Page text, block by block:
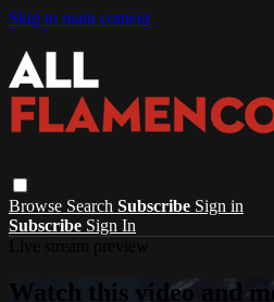
Skip to main content
Browse Search Subscribe Sign in
Subscribe Sign In
Watch this video and